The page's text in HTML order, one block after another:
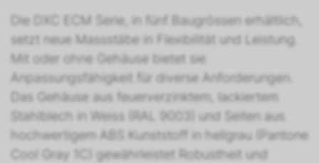
Die DXC ECM Serie, in fünf Baugrössen erhältlich,
setzt neue Massstäbe in Flexibilität und Leistung.
Mit oder ohne Gehäuse bietet sie
Anpassungsfähigkeit für diverse Anforderungen.
Das Gehäuse aus feuerverzinktem, lackiertem
Stahlblech in Weiss (RAL 9003) und Seiten aus
hochwertigem ABS Kunststoff in hellgrau (Pantone
Cool Gray 1C) gewährleistet Robustheit und